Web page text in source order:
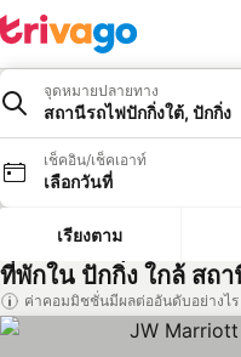
จุดหมายปลายทาง
สถานีรถไฟปักกิ่งใต้, ปักกิ่ง
เช็คอิน/เช็คเอาท์
เลือกวันที่
เรียงตาม
ที่พักใน ปักกิ่ง ใกล้ สถ
ค่าคอมมิชชั่นมีผลต่ออันดับอย่างไร